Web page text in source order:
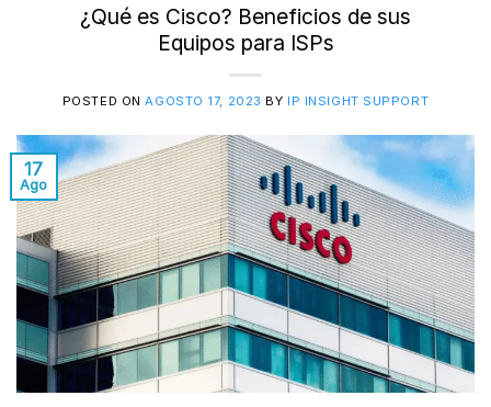
¿Qué es Cisco? Beneficios de sus
Equipos para ISPs
POSTED ONAGOSTO 17, 2023 BY IP INSIGHT SUPPORT
17
Ago